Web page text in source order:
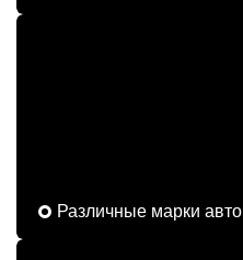
Различные марки авто